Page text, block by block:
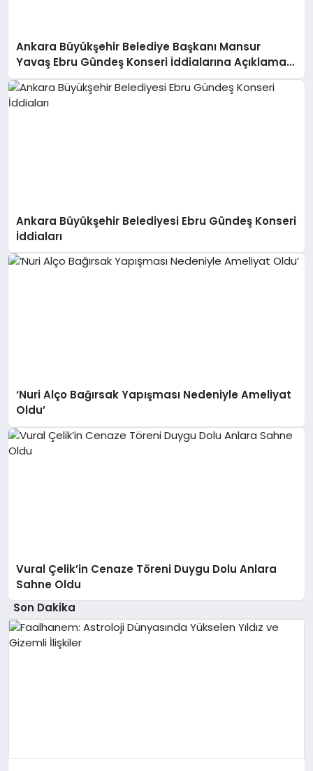
Ankara Büyükşehir Belediye Başkanı Mansur
Yavaş Ebru Gündeş Konseri İddialarına Açıklama
Yaptı
Ankara Büyükşehir Belediyesi Ebru Gündeş Konseri
İddiaları
‘Nuri Alço Bağırsak Yapışması Nedeniyle Ameliyat
Oldu’
Vural Çelik’in Cenaze Töreni Duygu Dolu Anlara
Sahne Oldu
Son Dakika